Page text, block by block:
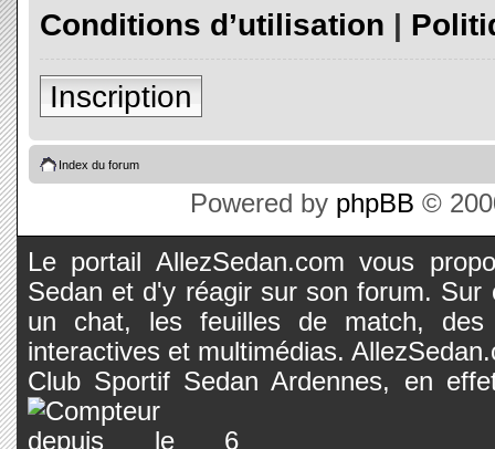
Conditions d’utilisation |
Inscription
Index du forum
Powered by phpBB ©
Le portail AllezSedan.com vous
Sedan et d'y réagir sur son forum.
un chat, les feuilles de match, des
interactives et multimédias.
Club Sportif Sedan Ardennes, en